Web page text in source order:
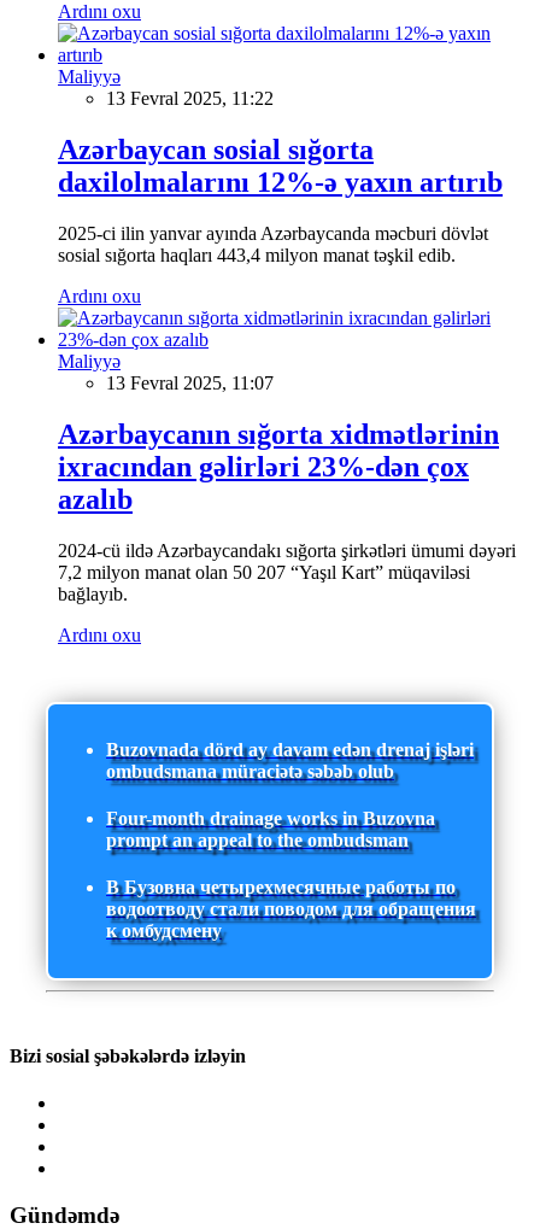
Ardını oxu
Maliyyə
13 Fevral 2025, 11:22
Azərbaycan sosial sığorta
daxilolmalarını 12%-ə yaxın artırıb
2025-ci ilin yanvar ayında Azərbaycanda məcburi dövlət
sosial sığorta haqları 443,4 milyon manat təşkil edib.
Ardını oxu
Maliyyə
13 Fevral 2025, 11:07
Azərbaycanın sığorta xidmətlərinin
ixracından gəlirləri 23%-dən çox
azalıb
2024-cü ildə Azərbaycandakı sığorta şirkətləri ümumi dəyəri
7,2 milyon manat olan 50 207 “Yaşıl Kart” müqaviləsi
bağlayıb.
Ardını oxu
Buzovnada dörd ay davam edən drenaj işləri
ombudsmana müraciətə səbəb olub
Four-month drainage works in Buzovna
prompt an appeal to the ombudsman
В Бузовна четырехмесячные работы по
водоотводу стали поводом для обращения
к омбудсмену
Bizi sosial şəbəkələrdə izləyin
Gündəmdə